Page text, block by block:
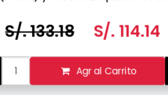
(500ML)
S/. 133.18 S/. 114.14
Agr al Carrito